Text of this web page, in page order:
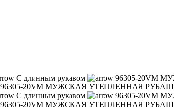
С длинным рукавом
96305-20VM
96305-20VM МУЖСКАЯ УТЕПЛЕННАЯ
С длинным рукавом
96305-20VM
96305-20VM МУЖСКАЯ УТЕПЛЕННАЯ